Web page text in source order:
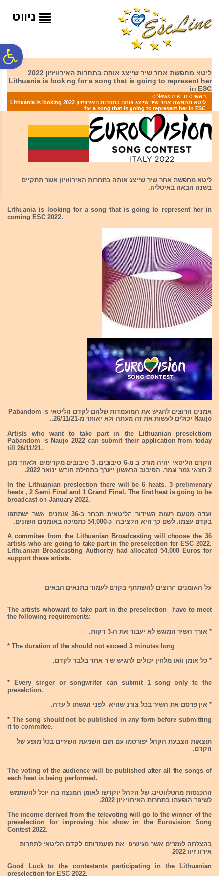
המרכזי
ניווט
ליטא מחפשת אחר שיר שייצג אותה בתחרות האירוויזיון 2022
Lithuania is looking for a song that is going to represent her
in ESC
ראשי > חדשות News
>
ליטא מחפשת אחר שיר שייצג אותה בתחרות האירוויזיון 2022 Lithuania is looking
for a song that is going to represent her in ESC
ליטא מחפשת אחר שיר שייצג אותה בתחרות האירווזיון אשר תתקיים
בשנה הבאה באיטליה.
Lithuania is looking for a song that is going to represent her in
coming ESC 2022.
אמנים הרוצים להגיש את המועמדות שלהם לקדם הליטאי Pabandom Is
Naujo יכולים לעשות את זה מעתה ולא יאוחר מ-26/11/21..
Artists who want to take part in the Lithuanian preselctiom
Pabandom Is Naujo 2022 can submit their application from today
till 26/11/21.
הקדם הליטאי יהיה מורכ ב מ-6 סיבובים. 3 סיבובים מקדימים ולאחר מכן
2 חצאי גמר וגמר. הסיבוב הראשון ייערך בתחילת חודש ינואר 2022.
In the Lithuanian preslection there will be 6 heats. 3 prelimenary
heats , 2 Semi Final and 1 Grand Final. The first heat is going to be
broadcast on January 2022.
ועדה מטעם רשות השידור הליטאית תבחר ב-36 אומנים אשר ישתתפו
בקדם עצמו. לשם כך היא הקציבה כ-54,000 כתמיכה באומנים השונים.
A commitee from the Lithuanian Broadcasting will choose the 36
artists who are going to take part in the preselection for ESC 2022.
Lithuanian Broadcasting Authority had allocated 54,000 Euros for
support these artists.
על האומנים הרוצים להשתתף בקדם לעמוד בתנאים הבאים:
The artists whowant to take part in the preselection have to meet
the following requirements:
* אורך השיר המוגש לא יעבור את ה-3 דקות.
* The duration of the should not exceed 3 minutes long
* כל אומן ו/או מלחין יכולים להגיש שיר אחד בלבד לקדם.
* Every singer or songwriter can submit 1 song only to the
preselction.
* אין פרסם את השיר בכל צורנ שהיא לפני הגשתו לועדה.
* The song should not be published in any form before submitting
it to commitee.
תוצאות הצבעת הקהל יפורסמו עם תום השמעת השירים בכל מופע של
הקדם.
The voting of the audience will be published after all the songs of
each heat is being performed.
ההכנסות מהטלווטינג של הקהל יוקדשו לאומן המנצח בה יוכל להשתמש
לשיפר הופעתו בתחרות האירוויזיון 2022.
The income derived from the televoting will go to the winner of the
preselection for improving his show in the Eurovision Song
Contest 2022.
בהצלחה לזמרים אשר מגישים את מועמדותם לקדם הליטאי לתחרות
אירוויזיון 2022
Good Luck to the contestants participating in the Lithuanian
preselection for ESC 2022.